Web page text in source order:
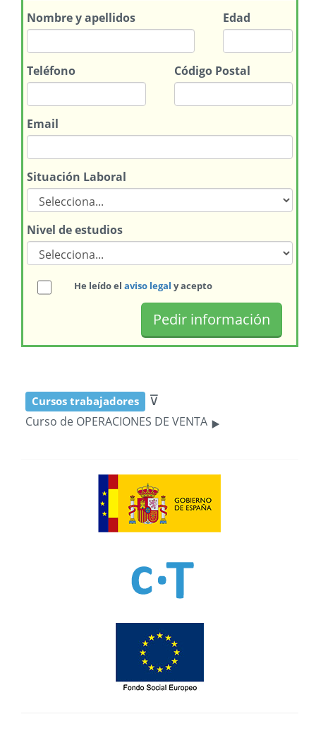
Nombrey apellidos Edad
Teléfono Código Postal
Email
Situación Laboral
Nivel de estudios
He leído el aviso legal y acepto
Cursos trabajadores ⊽
Curso de OPERACIONES DE VENTA ‣